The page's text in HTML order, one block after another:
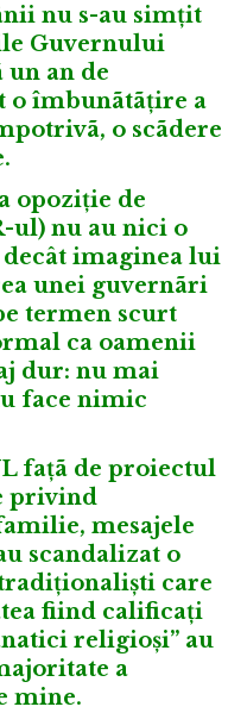
nu s-au simțit
Guvernului
un an de
o îmbunãtãțire a
o scãdere
opoziție de
ul) nu au nici o
imaginea lui
unei guvernãri
termen scurt
ca oamenii
dur: nu mai
face nimic
fațã de proiectul
privind
mesajele
scandalizat o
care
fiind calificați
religioși” au
a
mine.